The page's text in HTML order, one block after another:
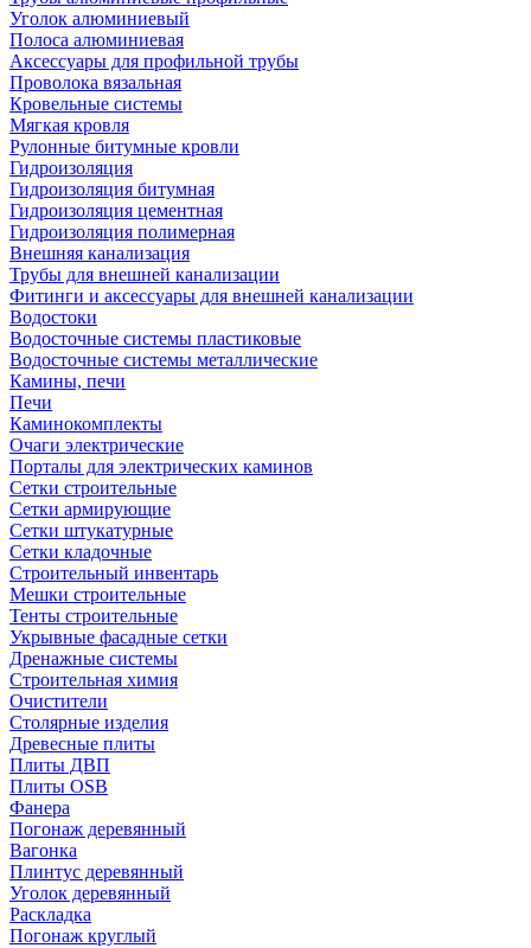
Уголок алюминиевый
Полоса алюминиевая
Аксессуары для профильной трубы
Проволока вязальная
Кровельные системы
Мягкая кровля
Рулонные битумные кровли
Гидроизоляция
Гидроизоляция битумная
Гидроизоляция цементная
Гидроизоляция полимерная
Внешняя канализация
Трубы для внешней канализации
Фитинги и аксессуары для внешней канализации
Водостоки
Водосточные системы пластиковые
Водосточные системы металлические
Камины, печи
Печи
Каминокомплекты
Очаги электрические
Порталы для электрических каминов
Сетки строительные
Сетки армирующие
Сетки штукатурные
Сетки кладочные
Строительный инвентарь
Мешки строительные
Тенты строительные
Укрывные фасадные сетки
Дренажные системы
Строительная химия
Очистители
Столярные изделия
Древесные плиты
Плиты ДВП
Плиты OSB
Фанера
Погонаж деревянный
Вагонка
Плинтус деревянный
Уголок деревянный
Раскладка
Погонаж круглый